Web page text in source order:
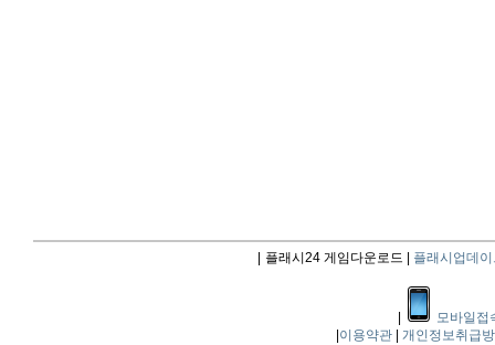
플래시24 게임다운로드 | 플래시업데이
모바일접
이용약관
개인정보취급